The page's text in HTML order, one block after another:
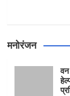
मनोरंजन
वन